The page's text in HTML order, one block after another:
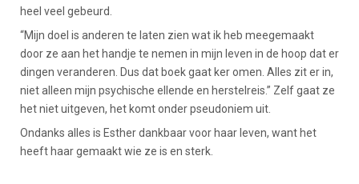
heel veel gebeurd.
“Mijn doel is anderen te laten zien wat ik heb meegemaakt
door ze aan het handje te nemen in mijn leven in de hoop dat er
dingen veranderen. Dus dat boek gaat ker omen. Alles zit er in,
niet alleen mijn psychische ellende en herstelreis.” Zelf gaat ze
het niet uitgeven, het komt onder pseudoniem uit.
Ondanks alles is Esther dankbaar voor haar leven, want het
heeft haar gemaakt wie ze is en sterk.